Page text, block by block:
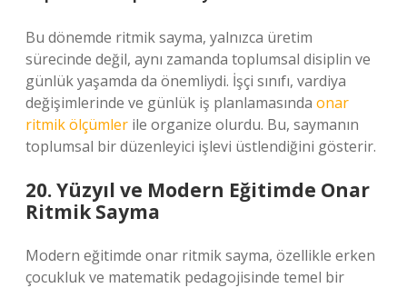
Bu dönemde ritmik sayma, yalnızca üretim
sürecinde değil, aynı zamanda toplumsal disiplin ve
günlük yaşamda da önemliydi. İşçi sınıfı, vardiya
değişimlerinde ve günlük iş planlamasında onar
ritmik ölçümler ile organize olurdu. Bu, saymanın
toplumsal bir düzenleyici işlevi üstlendiğini gösterir.
20. Yüzyıl ve Modern Eğitimde Onar
Ritmik Sayma
Modern eğitimde onar ritmik sayma, özellikle erken
çocukluk ve matematik pedagojisinde temel bir